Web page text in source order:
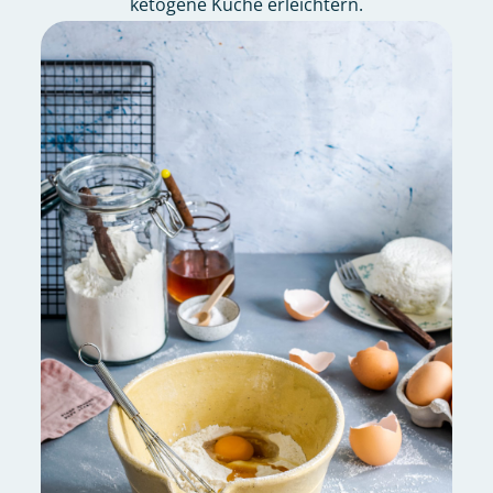
ketogene Küche erleichtern.